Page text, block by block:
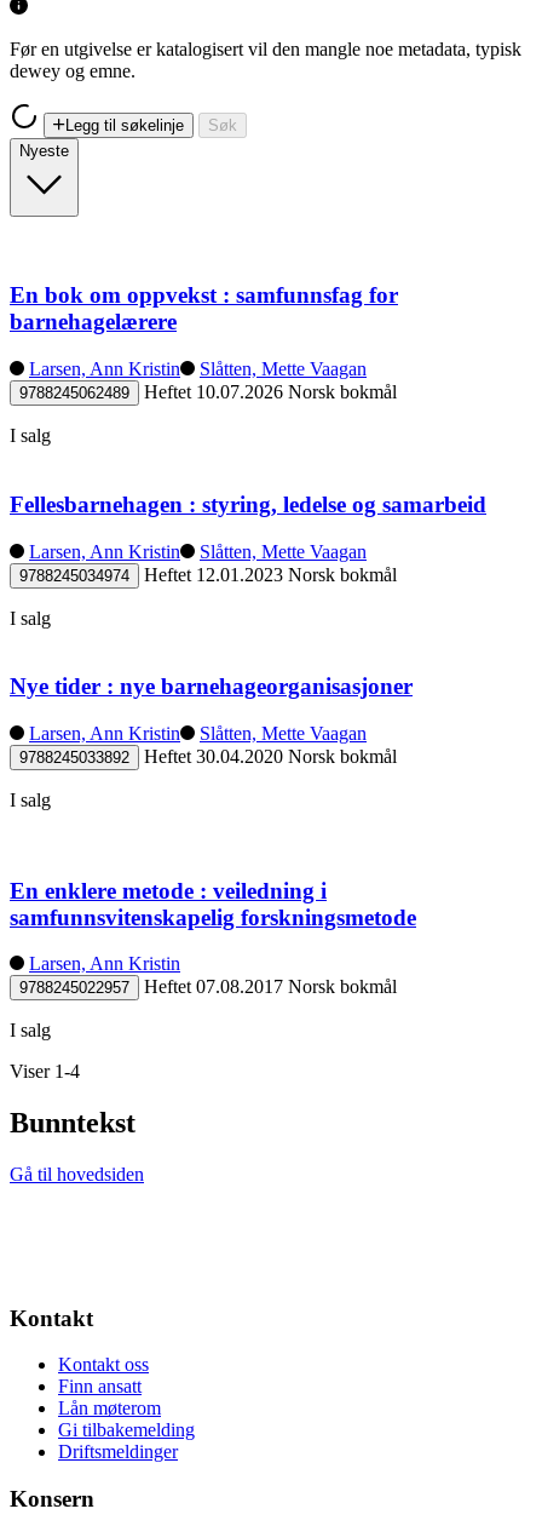
Før en utgivelse er katalogisert vil den mangle noe metadata, typisk
dewey og emne.
Legg til søkelinje
Søk
Nyeste
En bok om oppvekst : samfunnsfag for
barnehagelærere
Larsen, Ann Kristin Slåtten, Mette Vaagan
9788245062489 Heftet 10.07.2026 Norsk bokmål
I salg
Fellesbarnehagen : styring, ledelse og samarbeid
Larsen, Ann Kristin Slåtten, Mette Vaagan
9788245034974 Heftet 12.01.2023 Norsk bokmål
I salg
Nye tider : nye barnehageorganisasjoner
Larsen, Ann Kristin Slåtten, Mette Vaagan
9788245033892 Heftet 30.04.2020 Norsk bokmål
I salg
En enklere metode : veiledning i
samfunnsvitenskapelig forskningsmetode
Larsen, Ann Kristin
9788245022957 Heftet 07.08.2017 Norsk bokmål
I salg
Viser 1-4
Bunntekst
Gå til hovedsiden
Kontakt
Kontakt oss
Finn ansatt
Lån møterom
Gi tilbakemelding
Driftsmeldinger
Konsern